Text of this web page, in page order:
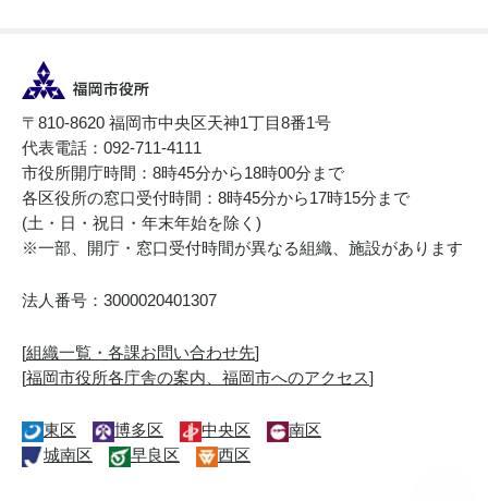
〒810-8620 福岡市中央区天神1丁目8番1号
代表電話：092-711-4111
市役所開庁時間：8時45分から18時00分まで
各区役所の窓口受付時間：8時45分から17時15分まで
(土・日・祝日・年末年始を除く)
※一部、開庁・窓口受付時間が異なる組織、施設があります
法人番号：3000020401307
[組織一覧・各課お問い合わせ先]
[福岡市役所各庁舎の案内、福岡市へのアクセス]
東区 博多区 中央区
南区
城南区
早良区 西区